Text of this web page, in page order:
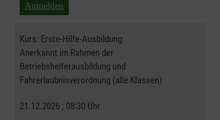
Anmelden
Kurs: Erste-Hilfe-Ausbildung
Anerkannt im Rahmen der
Betriebshelferausbildung und
Fahrerlaubnisverordnung (alle Klassen)
21.12.2026 , 08:30 Uhr